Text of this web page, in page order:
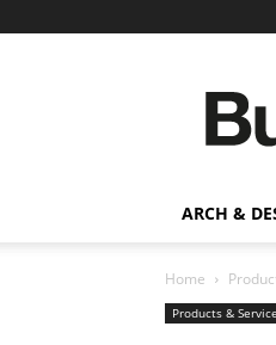
ARCH &
Home
Products &